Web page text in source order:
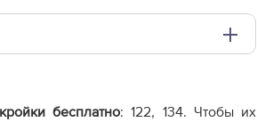
печати 810мм в зависимости
бесплатно: 122, 134. Чтобы их